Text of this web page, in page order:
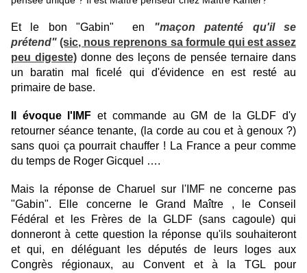
Et le bon "Gabin" en "maçon patenté qu'il se
prétend" (sic, nous reprenons sa formule qui est assez
peu digeste) donne des leçons de pensée ternaire dans
un baratin mal ficelé qui d'évidence en est resté au
primaire de base.
Il évoque l'IMF et commande au GM de la GLDF d'y
retourner séance tenante, (la corde au cou et à genoux ?)
sans quoi ça pourrait chauffer ! La France a peur comme
du temps de Roger Gicquel ….
Mais la réponse de Charuel sur l'IMF ne concerne pas
"Gabin". Elle concerne le Grand Maître , le Conseil
Fédéral et les Frères de la GLDF (sans cagoule) qui
donneront à cette question la réponse qu'ils souhaiteront
et qui, en déléguant les députés de leurs loges aux
Congrès régionaux, au Convent et à la TGL pour